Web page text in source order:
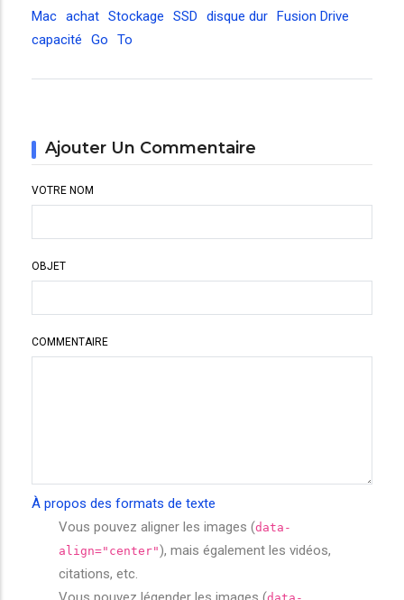
Mac achat Stockage SSD disque dur Fusion Drive
capacité
Go To
Ajouter Un Commentaire
VOTRE NOM
OBJET
COMMENTAIRE
À propos des formats de texte
Vous pouvez aligner les images (data-
align="center"), mais également les vidéos,
citations, etc.